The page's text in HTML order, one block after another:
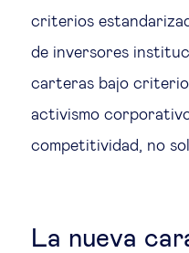
criterios
de inversores
carteras bajo
activismo
competitividad, no
La nueva